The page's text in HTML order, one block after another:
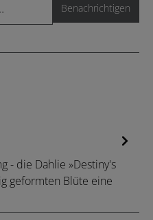
Benachrichtigen
- die Dahlie »Destiny's
geformten Blüte eine